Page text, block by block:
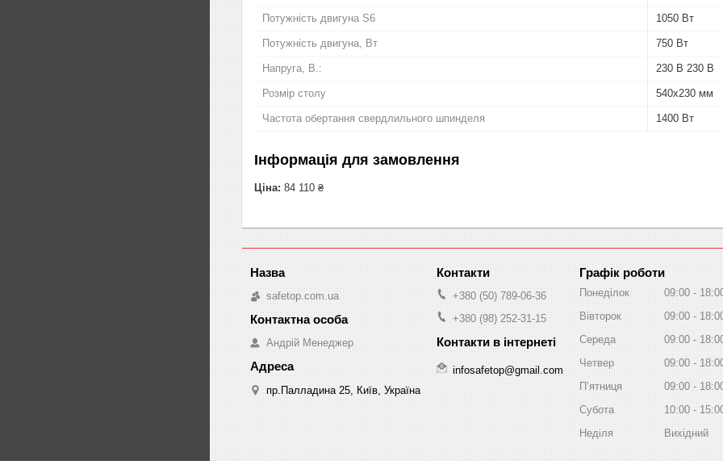
Потужність двигуна S6 1050 Вт
Потужність двигуна, Вт 750 Вт
Напруга, В.: 230 В 230 В
Розмір столу 540x230 мм
Частота обертання свердлильного шпинделя 1400 Вт
Інформація для замовлення
Ціна: 84 110 ₴
safetop.com.ua
Андрій Менеджер
пр.Палладина 25, Київ, Україна
+380 (50) 789-06-36
+380 (98) 252-31-15
infosafetop@gmail.com
Графік роботи
Понеділок 09:00
Вівторок
09:00
Середа
09:00
Четвер
09:00
Пʼятниця
09:00
Субота
10:00
Неділя
Вихідний